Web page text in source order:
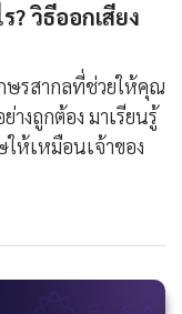
? วิธีออกเสียง
ษรสากลที่ช่วยให้คุณ
งถูกต้อง มาเรียนรู้
ให้เหมือนเจ้าของ